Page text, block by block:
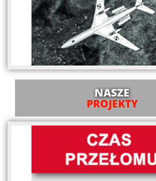
NASZE
PROJEKTY